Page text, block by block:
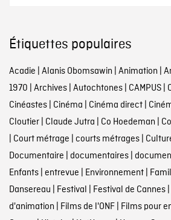
Étiquettes populaires
Acadie | Alanis Obomsawin | Animation |
1970 | Archives| Autochtones| CAMPUS|
Cinéastes| Cinéma | Cinéma direct|
Cloutier| Claude Jutra | Co Hoedeman |
| Court métrage | courts métrages|
Documentaire | documentaires|
Enfants| entrevue | Environnement|
Dansereau | Festival | Festival de Cannes|
d'animation | Films de l'ONF| Films pour